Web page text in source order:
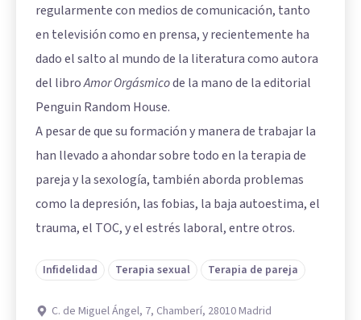
regularmente con medios de comunicación, tanto
en televisión como en prensa, y recientemente ha
dado el salto al mundo de la literatura como autora
del libroAmor Orgásmicode la mano de la editorial
Penguin Random House.
A pesar de que su formación y manera de trabajar la
han llevado a ahondar sobre todo en la terapia de
pareja y la sexología, también aborda problemas
como la depresión, las fobias, la baja autoestima, el
trauma, el TOC, y el estrés laboral, entre otros.
Infidelidad Terapia sexual Terapia de pareja
C. de Miguel Ángel, 7, Chamberí, 28010 Madrid